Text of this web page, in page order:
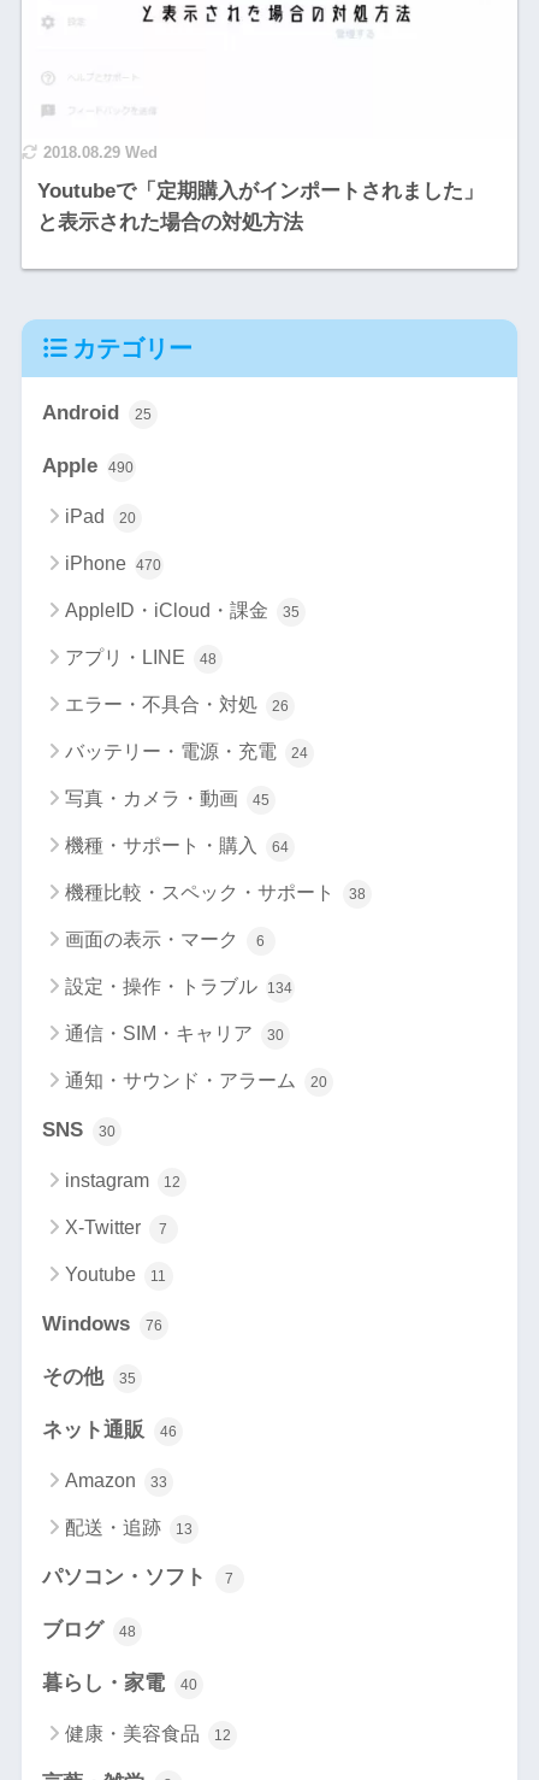
2018.08.29 Wed
Youtubeで「定期購入がインポートされました」
と表示された場合の対処方法
カテゴリー
Android 25
Apple 490
iPad 20
iPhone 470
AppleID・iCloud・課金 35
アプリ・LINE 48
エラー・不具合・対処 26
バッテリー・電源・充電 24
写真・カメラ・動画 45
機種・サポート・購入 64
機種比較・スペック・サポート 38
画面の表示・マーク 6
設定・操作・トラブル 134
通信・SIM・キャリア 30
通知・サウンド・アラーム 20
SNS 30
instagram 12
X-Twitter 7
Youtube 11
Windows 76
その他 35
ネット通販 46
Amazon 33
配送・追跡 13
パソコン・ソフト 7
ブログ 48
暮らし・家電 40
健康・美容食品 12